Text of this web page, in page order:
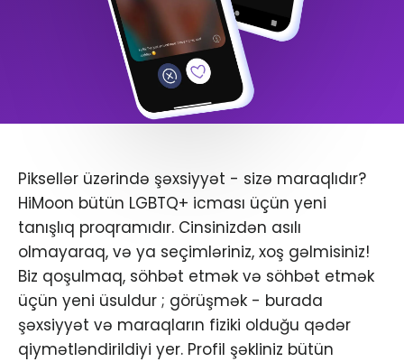
Piksellər üzərində şəxsiyyət - sizə maraqlıdır?
HiMoon bütün LGBTQ+ icması üçün yeni
tanışlıq proqramıdır. Cinsinizdən asılı
olmayaraq, və ya seçimləriniz, xoş gəlmisiniz!
Biz qoşulmaq, söhbət etmək və söhbət etmək
üçün yeni üsuldur ; görüşmək - burada
şəxsiyyət və maraqların fiziki olduğu qədər
qiymətləndirildiyi yer. Profil şəkliniz bütün